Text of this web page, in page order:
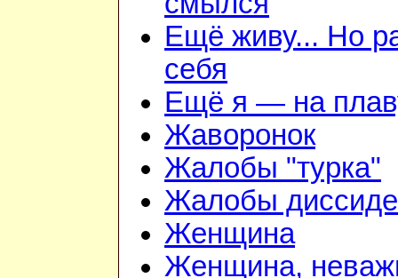
Ещё живу... Но
себя
Ещё я — на
Жаворонок
Жалобы "турка"
Жалобы
Женщина
Женщина,